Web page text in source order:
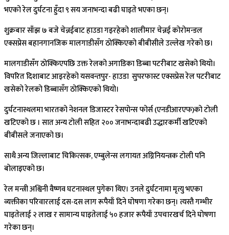
भएको रेल दुर्घटना हुँदा ९ सय जनाभन्दा बढी घाइते भएका छन्।
शुक्रबार साँझ ७ बजे चेन्नईबाट हाउडा गइरहेको शालीमार चेन्नई कोरोमन्डल
एक्सप्रेस बहानगानजिक मालगाडीसँग ठोक्किएको बीबीसीले उल्लेख गरेको छ।
मालगाडीसँग ठोक्किएपछि उक्त रेलको अगाडिका डिब्बा पटरीबाट खसेको थियो।
विपरित दिशाबाट आइरहेको यसवन्तपुर- हाउडा सुपरफास्ट एक्सप्रेस रेल पटरीबाट
खसेको रेलको डिब्बासँग ठोक्किएको थियो।
दुर्घटनास्थलमा भारतको नेशनल डिजास्टर रेसपोन्स फोर्स (एनडीआरएफ)को टोली
खटिएको छ । सात अन्य टोली सहित २०० जनाभन्दाबढी उद्धारकर्मी खटिएको
बीबीसले जनाएको छ।
साथै अन्य जिल्लाबाट चिकित्सक, एम्बुलेन्स लगायत अग्निनियन्त्रक टोली पनि
बोलाइएको छ।
रेल मन्त्री अश्विनी वैष्णव घटनास्थल पुगेका थिए। उनले दुर्घटनामा मृत्यु भएका
व्यक्तीका परिवारलाई दस-दस लाग रूपैयाँ दिने घोषणा गरेका छन्। त्यस्तै गम्भीर
घाइतेलाई २ लाख र सामान्य घाइतेलाई ५० हजार रूपैयाँ उपचारखर्च दिने घोषणा
गरेका छन्।